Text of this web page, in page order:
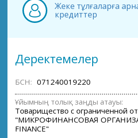
Жеке тұлғаларға
кредиттер
Деректемелер
БСН: 071240019220
Ұйымның толық заңды атауы:
Товарищество с ограниченной
"МИКРОФИНАНСОВАЯ
FINANCE"